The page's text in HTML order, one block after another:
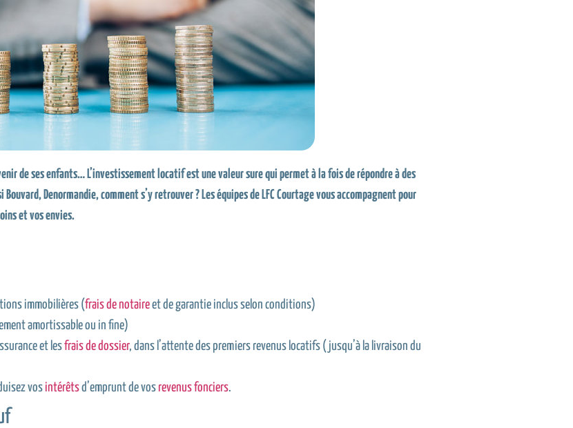
de ses enfants… L’investissement locatif est une valeur sure qui permet à la fois de répondre à des
Denormandie, comment s’y retrouver ? Les équipes de LFC Courtage vous accompagnent pour
et vos envies.
immobilières (frais de notaireet de garantie inclus selon conditions)
amortissable ou in fine)
et lesfrais de dossier, dans l’attente des premiers revenus locatifs (jusqu’à la livraison du
vos intérêtsd’emprunt de vos revenus fonciers.